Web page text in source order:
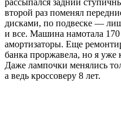
второй раз поменял
дисками, по подвеске —
и все. Машина намотала
амортизаторы. Еще
банка проржавела, но я
Даже лампочки менялись
а ведь кроссоверу 8 лет.